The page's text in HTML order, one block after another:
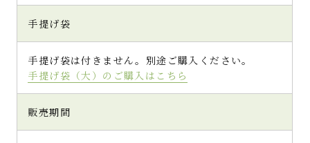
手提げ袋
手提げ袋は付きません。別途ご購入ください。
手提げ袋（大）のご購入はこちら
販売期間